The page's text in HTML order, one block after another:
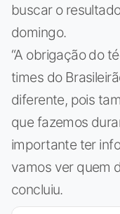
buscar o
domingo.
“A obrigação do
times do
diferente, pois
que fazemos
importante ter
vamos ver quem
concluiu.